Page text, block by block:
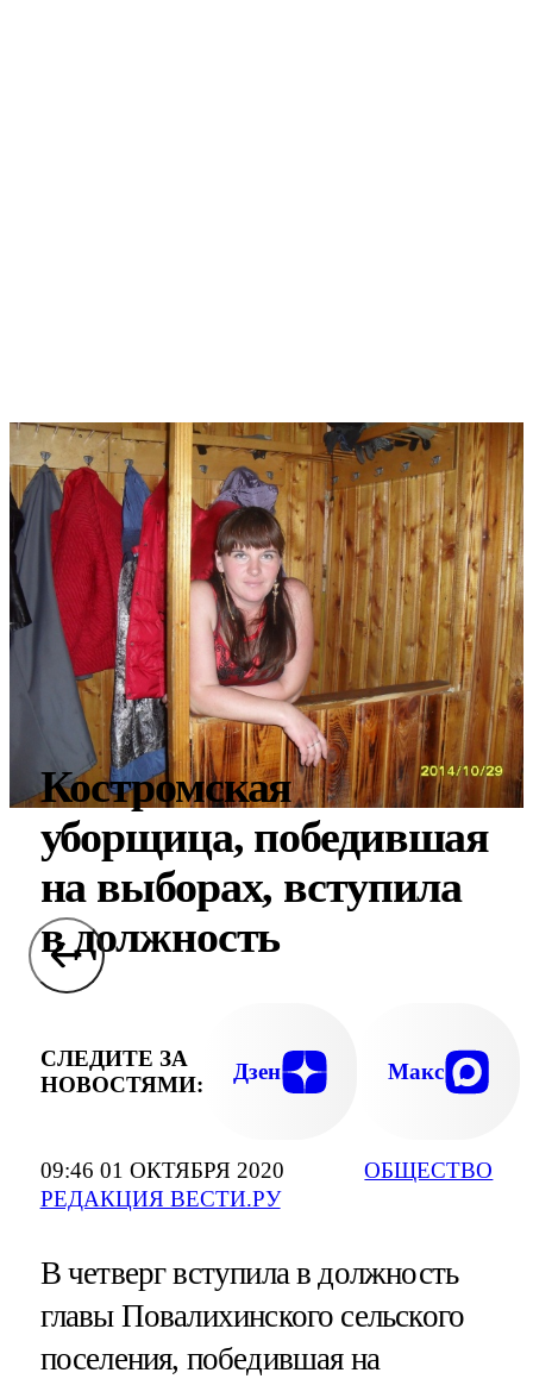
09:46 01 ОКТЯБРЯ 2020
РЕДАКЦИЯ ВЕСТИ.РУ
ОБЩЕСТВО
Костромская
уборщица, победившая
на выборах, вступила
в должность
СЛЕДИТЕ ЗА
НОВОСТЯМИ:
Дзен Макс
В четверг вступила в должность
главы Повалихинского сельского
поселения, победившая на